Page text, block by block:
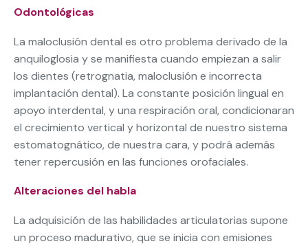
Odontológicas
La maloclusión dental es otro problema derivado de la
anquiloglosia y se manifiesta cuando empiezan a salir
los dientes (retrognatia, maloclusión e incorrecta
implantación dental). La constante posición lingual en
apoyo interdental, y una respiración oral, condicionaran
el crecimiento vertical y horizontal de nuestro sistema
estomatognático, de nuestra cara, y podrá además
tener repercusión en las funciones orofaciales.
Alteraciones del habla
La adquisición de las habilidades articulatorias supone
un proceso madurativo, que se inicia con emisiones